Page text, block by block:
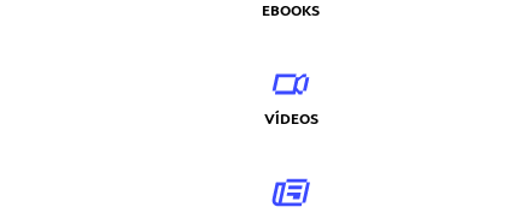
EBOOKS
VÍDEOS